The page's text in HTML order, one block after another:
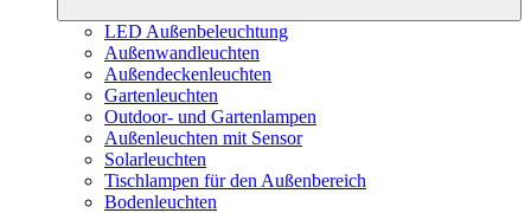
LED Außenbeleuchtung
Außenwandleuchten
Außendeckenleuchten
Gartenleuchten
Outdoor- und Gartenlampen
Außenleuchten mit Sensor
Solarleuchten
Tischlampen für den Außenbereich
Bodenleuchten